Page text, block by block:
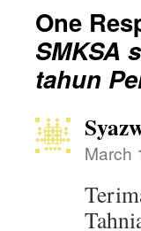
One
SMKSA
tahun
March